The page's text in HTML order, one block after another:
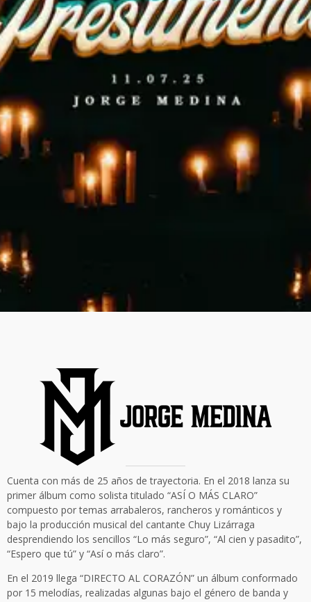
Cuenta con más de 25 años de trayectoria. En el 2018 lanza su
primer álbum como solista titulado “ASÍ O MÁS CLARO”
compuesto por temas arrabaleros, rancheros y románticos y
bajo la producción musical del cantante Chuy Lizárraga
desprendiendo los sencillos “Lo más seguro”, “Al cien y pasadito”,
“Espero que tú” y “Así o más claro”.
En el 2019 llega “DIRECTO AL CORAZÓN” un álbum conformado
por 15 melodías, realizadas algunas bajo el género de banda y